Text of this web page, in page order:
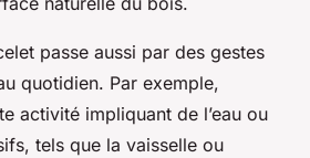
passe aussi par des gestes
quotidien. Par exemple,
activité impliquant de l’eau ou
tels que la vaisselle ou